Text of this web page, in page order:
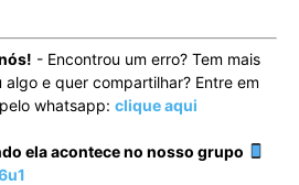
- Encontrou um erro? Tem mais
e quer compartilhar? Entre em
whatsapp: clique aqui
ela acontece no nosso grupo